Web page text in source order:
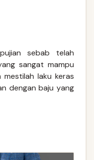
sebab telah
sangat mampu
mestilah laku keras
dengan baju yang